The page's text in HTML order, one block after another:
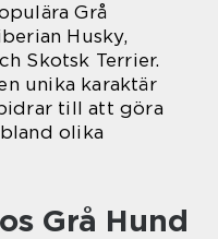
Grå
Husky,
Skotsk Terrier.
unika karaktär
till att göra
olika
Grå Hund